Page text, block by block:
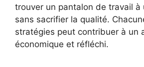
trouver un pantalon de travail
sans sacrifier la qualité.
stratégies peut contribuer à un
économique et réfléchi.